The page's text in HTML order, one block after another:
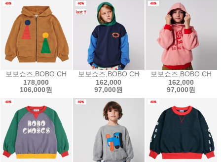
보보쇼즈,BOBO CHOSES Chess Pawn zipped hoodie체스 집후디
178,000
106,000원
보보쇼즈,BOBO CHOSES Tic Tac Toe color
162,000
97,000원
보보쇼즈,BOBO
162,000
97,000원